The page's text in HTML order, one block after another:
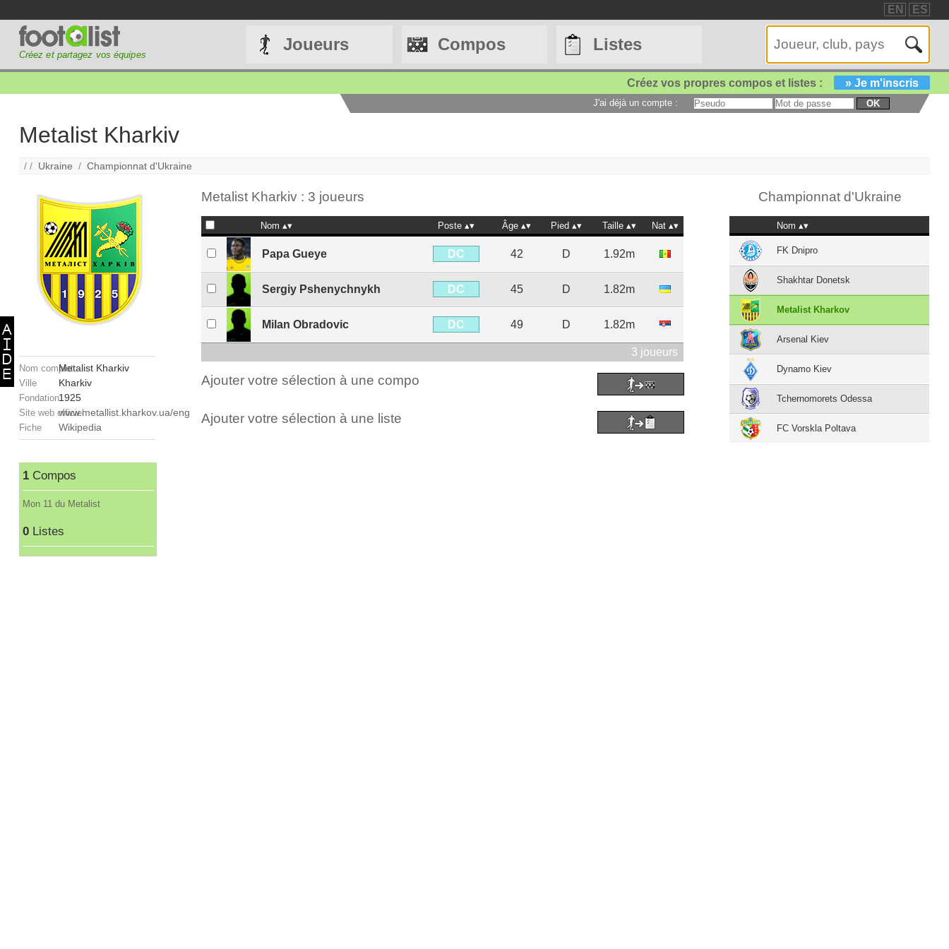
EN ES
Créez et partagez vos équipes
Joueurs Compos Listes
Créez vos propres compos et listes : » Je m'inscris
J'ai déjà un compte : OK
Metalist Kharkiv
/ / Ukraine /Championnat d'Ukraine
Nom completMetalist Kharkiv
Ville Kharkiv
Fondation1925
Site web officielwww.metallist.kharkov.ua/eng
Fiche Wikipedia
1Compos
Mon 11 du Metalist
0Listes
Metalist Kharkiv : 3 joueurs
Nom Poste Âge Pied Taille Nat
Papa Gueye DC 42 D 1.92m
Sergiy Pshenychnykh DC 45 D 1.82m
Milan Obradovic DC 49 D 1.82m
3 joueurs
Ajouter votre sélection à une compo
Ajouter votre sélection à une liste
Championnat d'Ukraine
Nom
FK Dnipro
Shakhtar Donetsk
Metalist Kharkov
Arsenal Kiev
Dynamo Kiev
Tchernomorets Odessa
FC Vorskla Poltava